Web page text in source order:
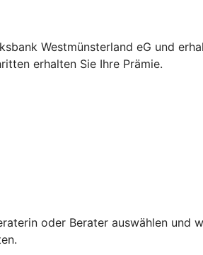
Westmünsterland eG und
erhalten Sie Ihre Prämie.
oder Berater auswählen und